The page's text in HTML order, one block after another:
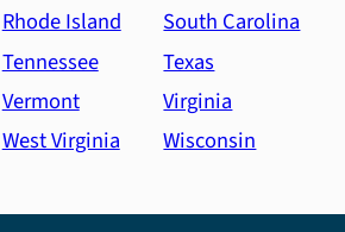
Rhode Island
South Carolina
Tennessee
Texas
Vermont
Virginia
West Virginia
Wisconsin